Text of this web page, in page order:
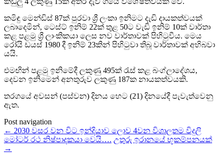
කමිඳු මෙන්ඩිස් 87ක් පුරවා ශ්‍රී ලංකා ඉනිමට දැඩි දායකත්වයක්
ලබාදෙමින්, ටෙස්ට් ඉනිම් 22ක් තුළ 50ට වැඩි ඉනිම් 10ක් වාර්තා
කළ පළමු ශ්‍රී ලාංකිකයා ලෙස නව වාර්තාවක් පිහිටුවීය. මෙය
රෝයි ඩයස් 1980 දී ඉනිම් 23කින් පිහිටුවා තිබූ වාර්තාවක් අභිබවා
යයි.
එමඟින් පළමු ඉනිමේදී ලකුණු 495ක් රැස් කළ බංග්ලාදේශය,
දෙවන ඉනිමෙන් අනතුරුව ලකුණු 187ක නායකත්වයකි.
තරගයේ අවසන් (පස්වන) දිනය හෙට (21) දිනයේදී පැවැත්වෙනු
ඇත.
Post navigation
← 2030 වසර වන විට ඉන්දියාව ලොව 4වන විශාලතම විදුලි
මෝටර් රථ නිෂ්පාදකයා වෙයි…. උතුරු ඉරානයේ භූකම්පනයක්
→